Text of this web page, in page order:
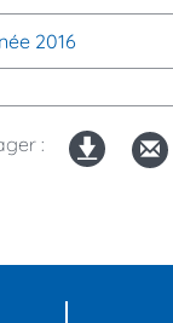
2016
: